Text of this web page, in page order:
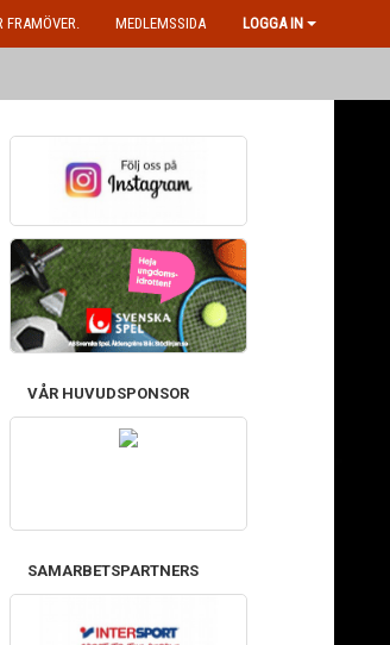
FRAMÖVER. MEDLEMSSIDA LOGGA IN
VÅR HUVUDSPONSOR
SAMARBETSPARTNERS